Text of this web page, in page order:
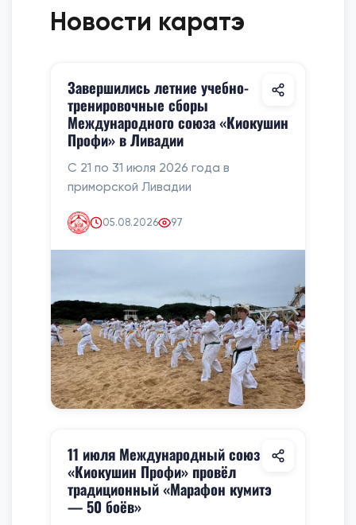
Новости каратэ
Завершились летние учебно-
тренировочные сборы
Международного союза «Киокушин
Профи» в Ливадии
С 21 по 31 июля 2026 года в
приморской Ливадии
05.08.2026 97
11 июля Международный союз
«Киокушин Профи» провёл
традиционный «Марафон кумитэ
— 50 боёв»